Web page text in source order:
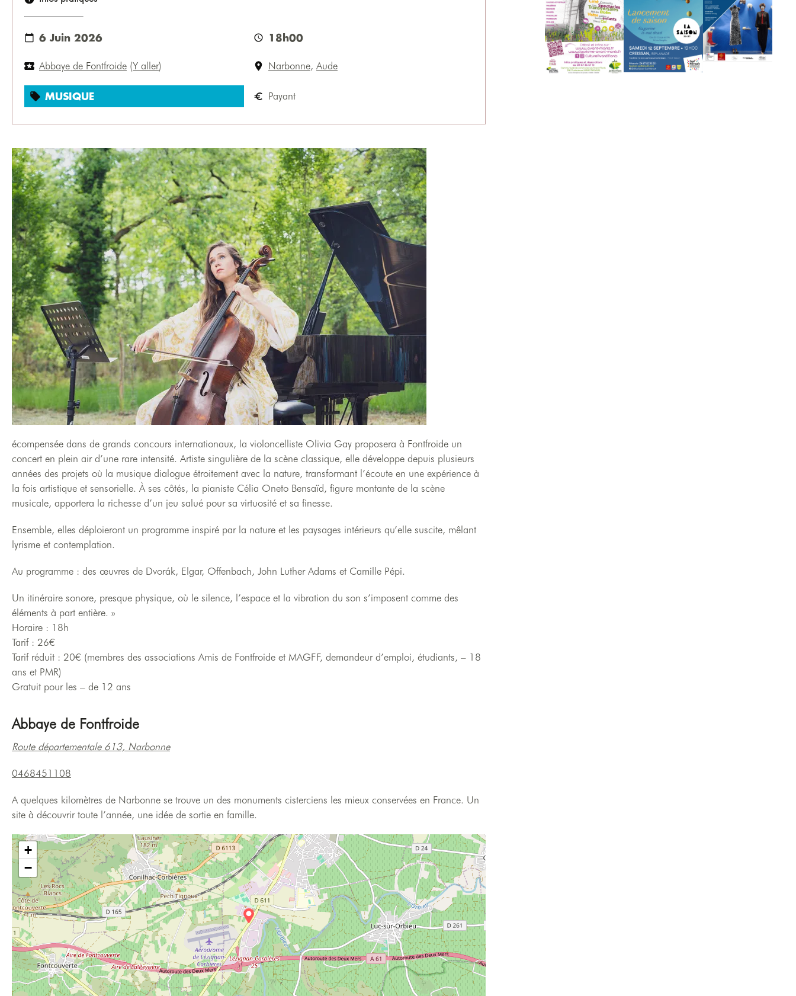
6 Juin 2026 18h00
Abbaye de Fontfroide (Y aller) Narbonne, Aude
MUSIQUE Payant
écompensée dans de grands concours internationaux, la violoncelliste Olivia Gay proposera à Fontfroide un
concert en plein air d’une rare intensité. Artiste singulière de la scène classique, elle développe depuis plusieurs
années des projets où la musique dialogue étroitement avec la nature, transformant l’écoute en une expérience à
la fois artistique et sensorielle. À ses côtés, la pianiste Célia Oneto Bensaïd, figure montante de la scène
musicale, apportera la richesse d’un jeu salué pour sa virtuosité et sa finesse.
Ensemble, elles déploieront un programme inspiré par la nature et les paysages intérieurs qu’elle suscite, mêlant
lyrisme et contemplation.
Au programme : des œuvres de Dvorák, Elgar, Offenbach, John Luther Adams et Camille Pépi.
Un itinéraire sonore, presque physique, où le silence, l’espace et la vibration du son s’imposent comme des
éléments à part entière. »
Horaire : 18h
Tarif : 26€
Tarif réduit : 20€ (membres des associations Amis de Fontfroide et MAGFF, demandeur d’emploi, étudiants, – 18
ans et PMR)
Gratuit pour les – de 12 ans
Abbaye de Fontfroide
Route départementale 613, Narbonne
0468451108
A quelques kilomètres de Narbonne se trouve un des monuments cisterciens les mieux conservées en France. Un
site à découvrir toute l’année, une idée de sortie en famille.
+
−